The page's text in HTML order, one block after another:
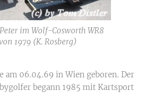
im Wolf-Cosworth WR8
1979 (K. Rosberg)
am 06.04.69 in Wien geboren. Der
begann 1985 mit Kartsport